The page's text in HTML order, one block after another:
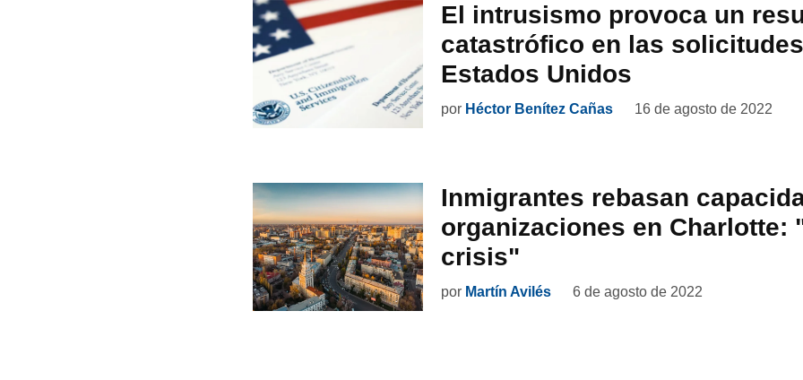
El intrusismo provoca un
catastrófico en las
Estados Unidos
por Héctor Benítez Cañas 16 de agosto de 2022
Inmigrantes rebasan
organizaciones en Charlotte:
crisis"
por Martín Avilés 6 de agosto de 2022